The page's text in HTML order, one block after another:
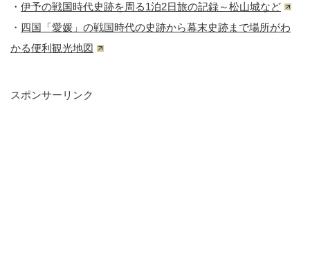
・ 伊予の戦国時代史跡を周る1泊2日旅の記録～松山城など
・ 四国「愛媛」の戦国時代の史跡から幕末史跡まで場所がわ
かる便利観光地図
スポンサーリンク